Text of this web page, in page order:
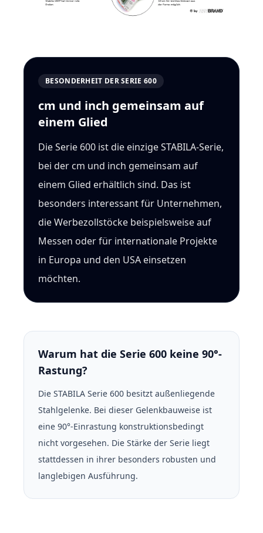
BESONDERHEIT DER SERIE 600
cm und inch gemeinsam auf
einem Glied
Die Serie 600 ist die einzige STABILA-Serie,
bei der cm und inch gemeinsam auf
einem Glied erhältlich sind. Das ist
besonders interessant für Unternehmen,
die Werbezollstöcke beispielsweise auf
Messen oder für internationale Projekte
in Europa und den USA einsetzen
möchten.
Warum hat die Serie 600 keine 90°-
Rastung?
Die STABILA Serie 600 besitzt außenliegende
Stahlgelenke. Bei dieser Gelenkbauweise ist
eine 90°-Einrastung konstruktionsbedingt
nicht vorgesehen. Die Stärke der Serie liegt
stattdessen in ihrer besonders robusten und
langlebigen Ausführung.